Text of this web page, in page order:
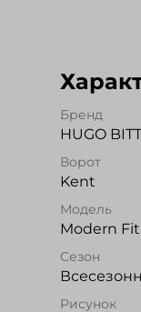
Бренд
HUGO
Ворот
Kent
Модель
Modern Fit
Сезон
Рисунок